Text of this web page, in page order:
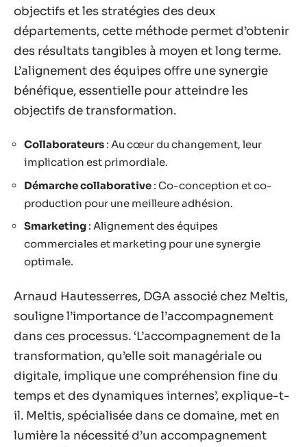
objectifs et les stratégies des deux
départements, cette méthode permet d’obtenir
des résultats tangibles à moyen et long terme.
L’alignement des équipes offre une synergie
bénéfique, essentielle pour atteindre les
objectifs de transformation.
Collaborateurs : Au cœur du changement, leur
implication est primordiale.
Démarche collaborative : Co-conception et co-
production pour une meilleure adhésion.
Smarketing : Alignement des équipes
commerciales et marketing pour une synergie
optimale.
Arnaud Hautesserres, DGA associé chez Meltis,
souligne l’importance de l’accompagnement
dans ces processus. ‘L’accompagnement de la
transformation, qu’elle soit managériale ou
digitale, implique une compréhension fine du
temps et des dynamiques internes’, explique-t-
il. Meltis, spécialisée dans ce domaine, met en
lumière la nécessité d’un accompagnement